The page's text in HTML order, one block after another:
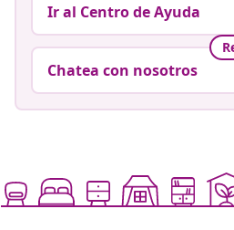
Ir al Centro de Ayuda
Chatea con nosotros